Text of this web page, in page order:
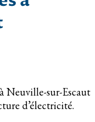
Neuville-sur-Escaut
d’électricité.